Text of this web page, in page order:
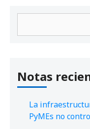
Notas
La
PyMEs no